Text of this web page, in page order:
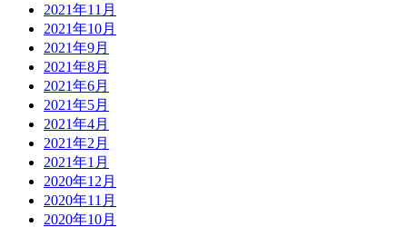
2021年11月
2021年10月
2021年9月
2021年8月
2021年6月
2021年5月
2021年4月
2021年2月
2021年1月
2020年12月
2020年11月
2020年10月